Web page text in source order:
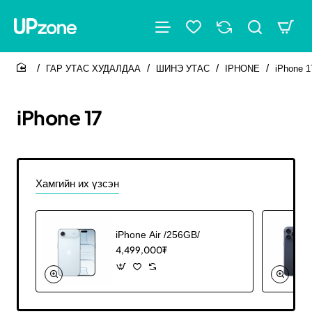
iPhone 17
ГАР УТАС ХУДАЛДАА ШИНЭ УТАС IPHONE iPhone
Хамгийн их үзсэн
iPhone Air /256GB/
4,499,000₮